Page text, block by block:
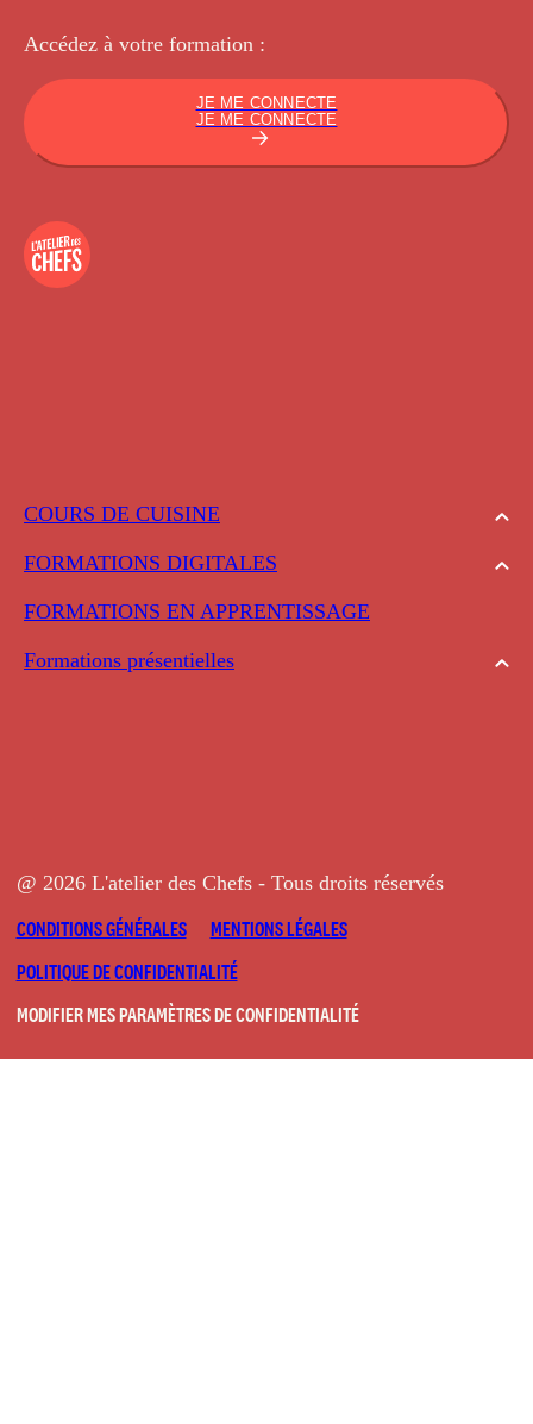
COURS DE CUISINE
FORMATIONS DIGITALES
FORMATIONS EN APPRENTISSAGE
Formations présentielles
Accédez à votre formation :
JE ME CONNECTE
JE ME CONNECTE
@ 2026 L'atelier des Chefs - Tous droits réservés
CONDITIONS GÉNÉRALES
MENTIONS LÉGALES
POLITIQUE DE CONFIDENTIALITÉ
MODIFIER MES PARAMÈTRES DE CONFIDENTIALITÉ